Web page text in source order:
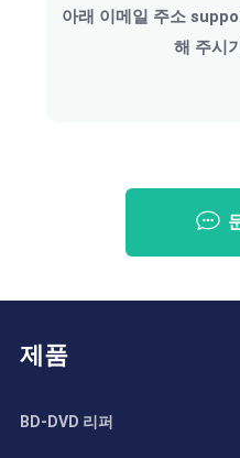
아래 이메일 주소
해 주시
제품
BD-DVD 리퍼